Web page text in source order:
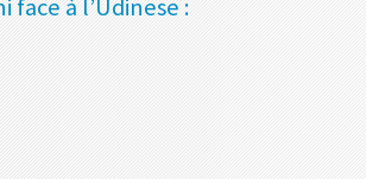
face à l’Udinese :